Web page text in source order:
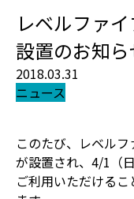
レベルファ
設置のお知ら
2018.03.31
ニュース
このたび、レベル
が設置され、4/1（
ご利用いただける